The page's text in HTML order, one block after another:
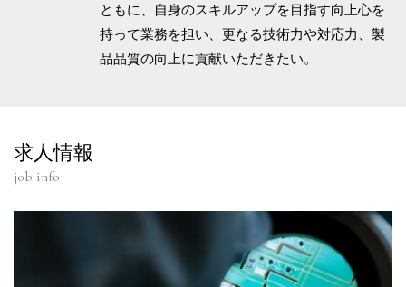
ともに、自身のスキルアップを目指す向上心を
持って業務を担い、更なる技術力や対応力、製
品品質の向上に貢献いただきたい。
求人情報
job info